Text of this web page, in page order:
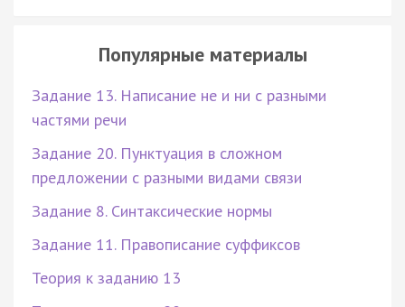
Популярные материалы
Задание 13. Написание не и ни с разными
частями речи
Задание 20. Пунктуация в сложном
предложении с разными видами связи
Задание 8. Синтаксические нормы
Задание 11. Правописание суффиксов
Теория к заданию 13